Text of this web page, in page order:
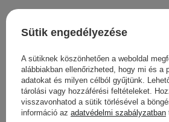
Feszesítő Szérum -
8 097,00 Ft
Sütik engedélyezése
A sütiknek köszönhetően a weboldal
alábbiakban ellenőrizheted, hogy mi és a
adatokat és milyen célból gyűjtünk.
tárolási vagy hozzáférési feltételeket.
visszavonhatod a sütik törlésével a
információ az adatvédelmi szabályzatban